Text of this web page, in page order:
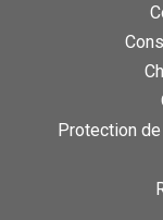
Protection